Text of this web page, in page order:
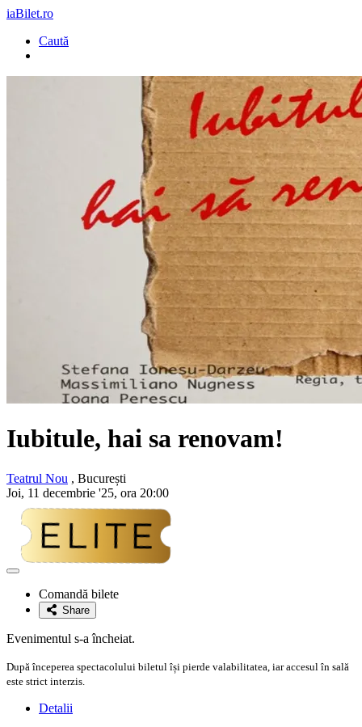
iaBilet.ro
Caută
Iubitule, hai sa renovam!
Teatrul Nou , București
Joi, 11 decembrie '25, ora 20:00
Adaugă
favoriteComandă bilete
Share
Evenimentul s-a încheiat.
După începerea spectacolului biletul își pierde valabilitatea, iar accesul în sală
este strict interzis.
Detalii